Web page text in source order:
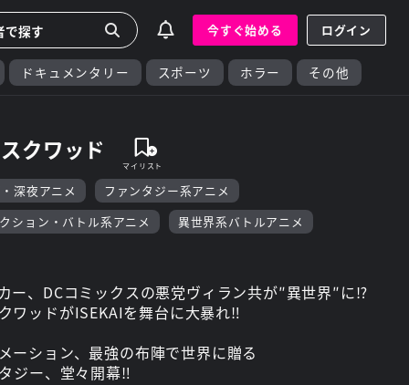
今すぐ始める ログイン
ドキュメンタリー スポーツ ホラー その他
クワッド
深夜アニメ
ファンタジー系アニメ
ション・バトル系アニメ 異世界系バトルアニメ
ー、DCコミックスの悪党ヴィラン共が″異世界″に⁉
ワッドがISEKAIを舞台に大暴れ‼
ーション、最強の布陣で世界に贈る
ジー、堂々開幕‼